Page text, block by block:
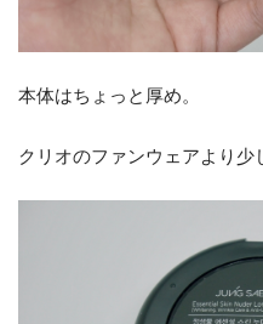
本体はちょっと厚め。
クリオのファンウェアより